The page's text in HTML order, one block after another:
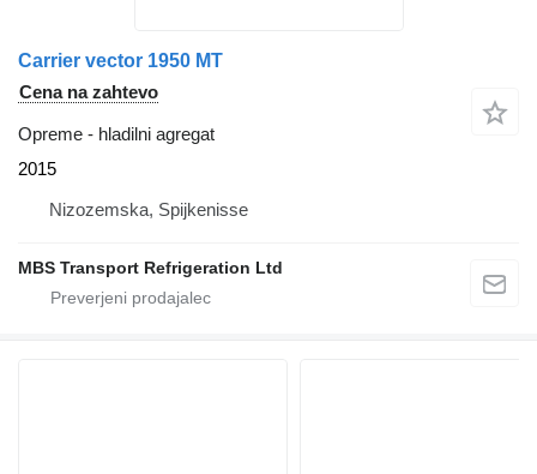
Carrier vector 1950 MT
Cena na zahtevo
Opreme - hladilni agregat
2015
Nizozemska, Spijkenisse
MBS Transport Refrigeration Ltd